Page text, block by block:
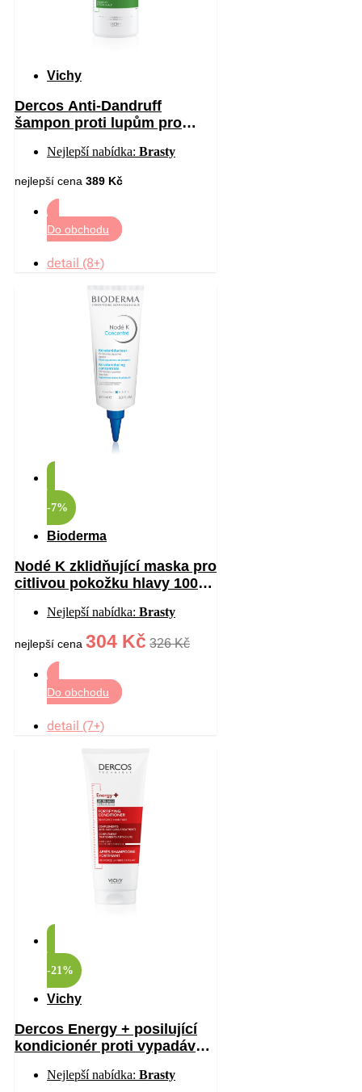
Vichy
Dercos Anti-Dandruff
šampon proti lupům pro
Nejlepší nabídka: Brasty
nejlepší cena 389 Kč
Do obchodu
detail (8+)
-7%
Bioderma
Nodé K zklidňující maska pro
citlivou pokožku hlavy 100
Nejlepší nabídka: Brasty
nejlepší cena 304 Kč 326 Kč
Do obchodu
detail (7+)
-21%
Vichy
Dercos Energy + posilující
kondicionér proti vypadávání
Nejlepší nabídka: Brasty